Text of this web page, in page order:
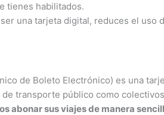
tienes habilitados.
una tarjeta digital, reduces el uso
de Boleto Electrónico) es una
transporte público como
abonar sus viajes de manera